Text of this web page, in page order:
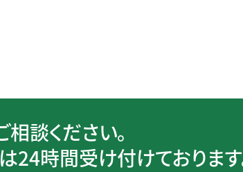
談ください。
24時間受け付けております